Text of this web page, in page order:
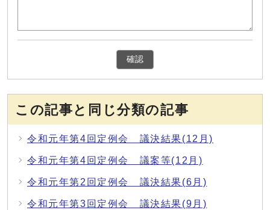
確認
この記事と同じ分類の記事
令和元年第4回定例会 議決結果(12月)
令和元年第4回定例会 議案等(12月)
令和元年第2回定例会 議決結果(6月)
令和元年第3回定例会 議決結果(9月)